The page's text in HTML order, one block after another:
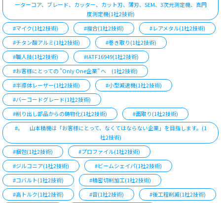
ーターコア、ブレード、カッター、カット刃、薄刃、SEM、3次元測定機、真円
度測定機(1社2技術)
#マイク(1社2技術)
#複合(1社2技術)
#レアメタル(1社2技術)
#チタン酸アルミ(1社2技術)
#巻き取り(1社2技術)
#職人技(1社2技術)
#IATF16949(1社2技術)
#お客様にとっての ”Only One企業” へ (1社2技術)
#半導体レーザー(1社2技術)
#小型減速機(1社2技術)
#バーコードグレード(1社2技術)
#削り出し部品からの鋳物化(1社2技術)
#面取り(1社2技術)
#。 山本精機は「お客様にとって、なくてはならない企業」を目指します。(1
社2技術)
#梱包(1社2技術)
#プロファイル(1社2技術)
#ジルコニア(1社2技術)
#ビームシェイパ(1社2技術)
#コバルト(1社2技術)
#精密切削加工(1社2技術)
#高トルク(1社2技術)
#音(1社2技術)
#後工程削減(1社2技術)